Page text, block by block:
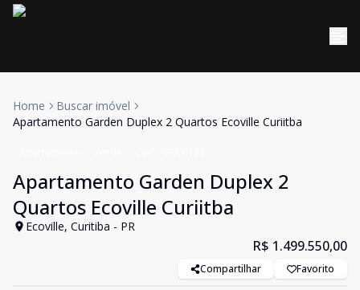
Home
Buscar imóvel
Apartamento Garden Duplex 2 Quartos Ecoville Curiitba
Apartamento Garden Duplex 2
Quartos Ecoville Curiitba
Ecoville, Curitiba - PR
R$ 1.499.550,00
Compartilhar Favorito